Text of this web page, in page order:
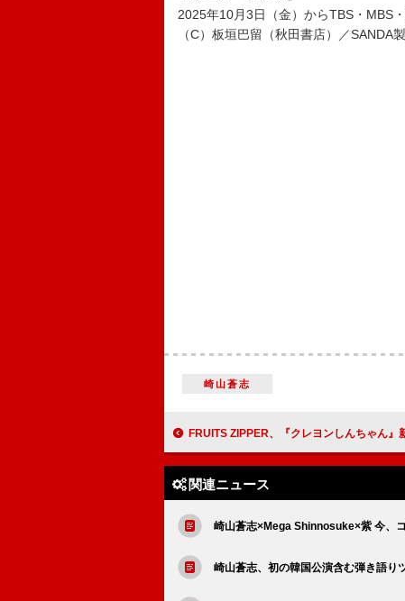
2025年10月3日（金）からTBS・MBS
（C）板垣巴留（秋田書店）／SANDA
崎山蒼志
FRUITS ZIPPER、『クレヨンしんちゃん』新主題歌に最新曲「はちゃめちゃわち
関連ニュース
崎山蒼志×Mega Shinnosuke×紫 今、
崎山蒼志、初の韓国公演含む弾き語り